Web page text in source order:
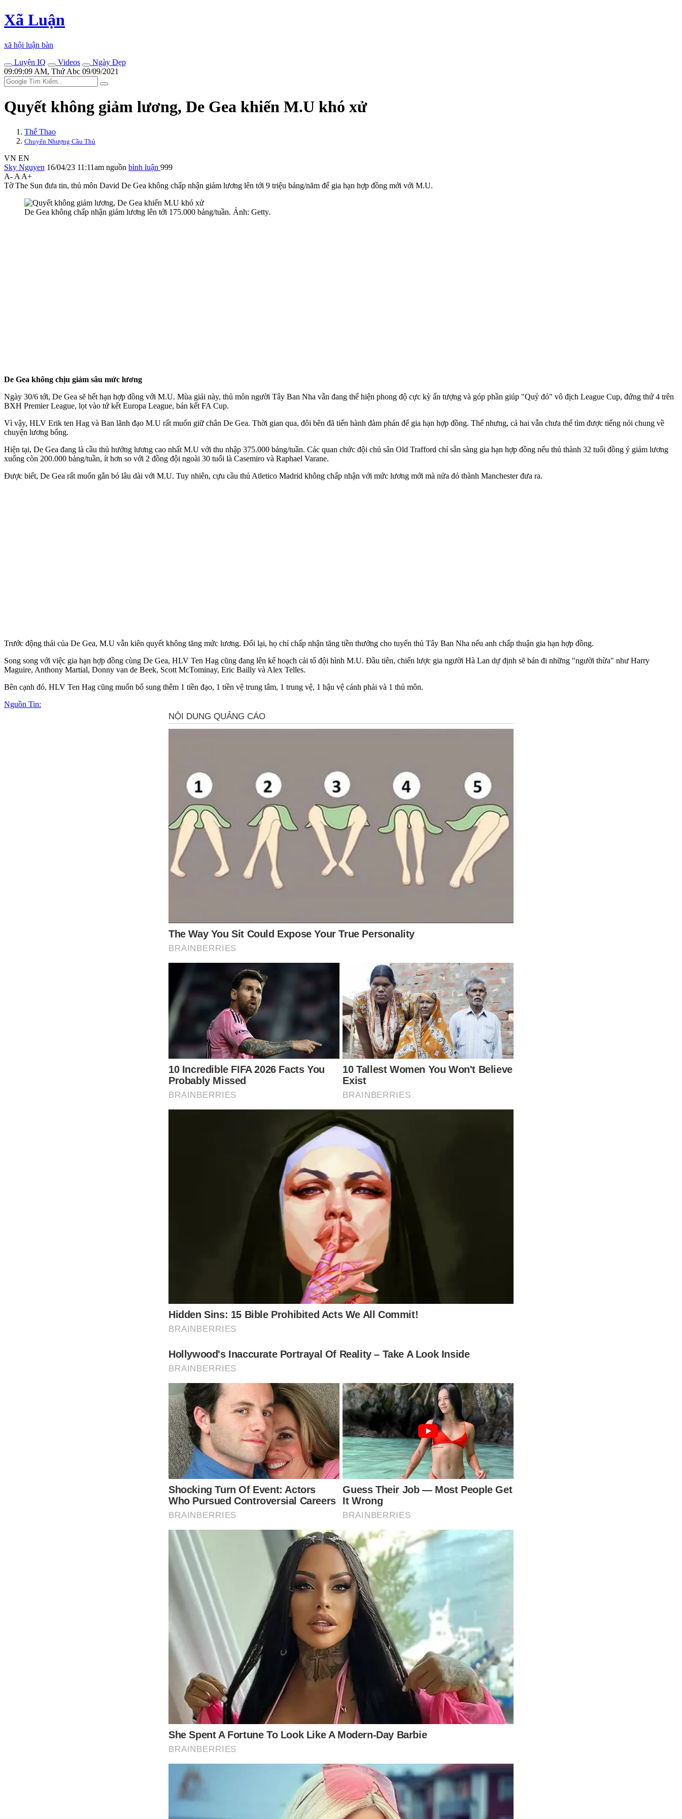
Xã Luận
xã hội luận bàn
Luyện IQ
Videos
Ngày Đẹp
09:09:09 AM, Thứ Abc 09/09/2021
Quyết không giảm lương, De Gea khiến M.U khó xử
Thể Thao
Chuyển Nhượng Cầu Thủ
VN EN
Sky Nguyen 16/04/23 11:11am nguồn bình luận 999
A- A A+
Tờ The Sun đưa tin, thủ môn David De Gea không chấp nhận giảm lương lên tới 9 triệu bảng/năm để gia hạn hợp đồng mới với M.U.
De Gea không chấp nhận giảm lương lên tới 175.000 bảng/tuần. Ảnh: Getty.
De Gea không chịu giảm sâu mức lương
Ngày 30/6 tới, De Gea sẽ hết hạn hợp đồng với M.U. Mùa giải này, thủ môn người Tây Ban Nha vẫn đang thể hiện phong độ cực kỳ ấn tượng và góp phần giúp "Quỷ đỏ" vô địch League Cup, đứng thứ 4 trên
BXH Premier League, lọt vào tứ kết Europa League, bán kết FA Cup.
Vì vậy, HLV Erik ten Hag và Ban lãnh đạo M.U rất muốn giữ chân De Gea. Thời gian qua, đôi bên đã tiến hành đàm phán để gia hạn hợp đồng. Thế nhưng, cả hai vẫn chưa thể tìm được tiếng nói chung về
chuyện lương bổng.
Hiện tại, De Gea đang là cầu thủ hưởng lương cao nhất M.U với thu nhập 375.000 bảng/tuần. Các quan chức đội chủ sân Old Trafford chỉ sẵn sàng gia hạn hợp đồng nếu thủ thành 32 tuổi đồng ý giảm lương
xuống còn 200.000 bảng/tuần, ít hơn so với 2 đồng đội ngoài 30 tuổi là Casemiro và Raphael Varane.
Được biết, De Gea rất muốn gắn bó lâu dài với M.U. Tuy nhiên, cựu cầu thủ Atletico Madrid không chấp nhận với mức lương mới mà nửa đỏ thành Manchester đưa ra.
Trước động thái của De Gea, M.U vẫn kiên quyết không tăng mức lương. Đổi lại, họ chỉ chấp nhận tăng tiền thưởng cho tuyển thủ Tây Ban Nha nếu anh chấp thuận gia hạn hợp đồng.
Song song với việc gia hạn hợp đồng cùng De Gea, HLV Ten Hag cũng đang lên kế hoạch cải tổ đội hình M.U. Đầu tiên, chiến lược gia người Hà Lan dự định sẽ bán đi những "người thừa" như Harry
Maguire, Anthony Martial, Donny van de Beek, Scott McTominay, Eric Bailly và Alex Telles.
Bên cạnh đó, HLV Ten Hag cũng muốn bổ sung thêm 1 tiền đạo, 1 tiền vệ trung tâm, 1 trung vệ, 1 hậu vệ cánh phải và 1 thủ môn.
Nguồn Tin: